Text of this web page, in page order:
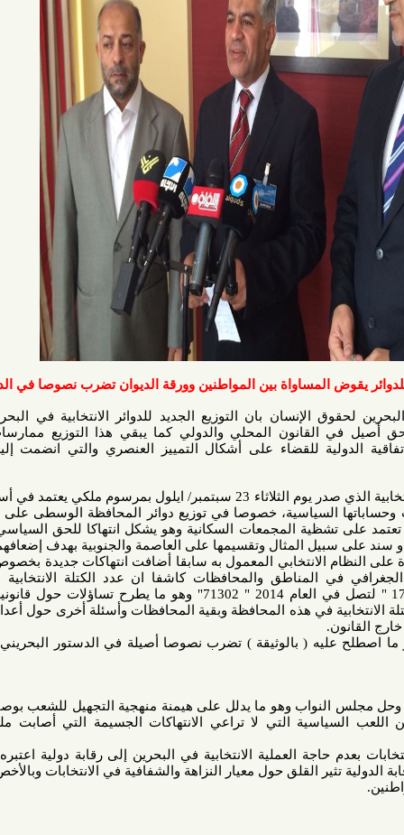
المساواة بين المواطنين وورقة الديوان تضرب نصوصا في الدستور
بان التوزيع الجديد للدوائر الانتخابية في البحرين يقوّض
المحلي والدولي كما يبقي هذا التوزيع ممارسات التمييز
للقضاء على أشكال التمييز العنصري والتي انضمت إليها حكومة
وكشف ربيع بان توزيع الدوائر الانتخابية الذي صدر يوم الثلاثاء 23 سبتمبر/ ايلول بمرسوم ملكي يعتمد في أساسه على
السياسية، خصوصا في توزيع دوائر المحافظة الوسطى على محافظتي
المجمعات السكانية وهو يشكل انتهاكا للحق السياسي للناخبين
المثال وتقسيمها على العاصمة والجنوبية بهدف إضعافهما انتخابيا.
الانتخابي المعمول به سابقا أضافت انتهاكات جديدة بخصوص التفاوت
والمحافظات كاشفا ان عدد الكتلة الانتخابية للمحافظة
الجنوبية للعام 2010 كانت "17295 " لتصل في العام 2014 " 71302" وهو ما يطرح تساؤلات حول قانونية المعايير
في هذه المحافظة وبقية المحافظات وأسئلة أخرى حول أعداد الناخبين
( بالوثيقة ) تضرب نصوصا أصيلة في الدستور البحريني وخصوصا
النواب وهو ما يدلل على هيمنة منهجية التجهيل للشعب بوصفه مصدرا
التي لا تراعي الانتهاكات الجسيمة التي أصابت ملف حقوق
العملية الانتخابية في البحرين إلى رقابة دولية اعتبره ربيع بغير
القلق حول معيار النزاهة والشفافية في الانتخابات وبالأخص مع نظام